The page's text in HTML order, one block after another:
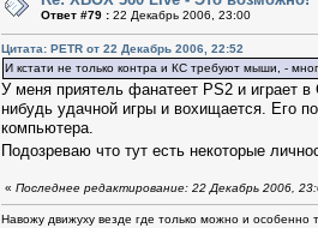
Ответ #79 : 22 Декабрь 2006, 23:00
Цитата: PETR от 22 Декабрь 2006, 22:52
И кстати не только контра и КС требуют мыши, -
У меня приятель фанатеет PS2 и играет
нибудь удачной игры и вохищается. Его
компьютера.
Подозреваю что тут есть некоторые
« Последнее редактирование: 22 Декабрь 2006,
Навожу движуху везде где только можно и особенно